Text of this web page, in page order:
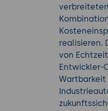
realisieren.
von
Entwickler-
Wartbarkeit